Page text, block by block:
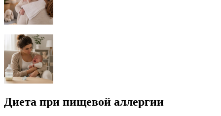
Диета при пищевой аллергии